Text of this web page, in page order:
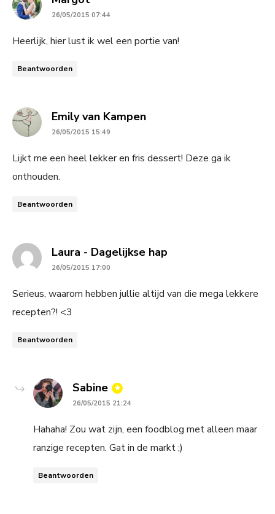
26/05/2015 07:44
Heerlijk, hier lust ik wel een portie van!
Beantwoorden
Emily van Kampensays:
26/05/2015 15:49
Lijkt me een heel lekker en fris dessert! Deze ga ik
onthouden.
Beantwoorden
Laura - Dagelijkse hap
26/05/2015 17:00
Serieus, waarom hebben jullie altijd van die mega lekkere
recepten?! <3
Beantwoorden
Sabine says:
26/05/2015 21:24
Hahaha! Zou wat zijn, een foodblog met alleen maar
ranzige recepten. Gat in de markt ;)
Beantwoorden